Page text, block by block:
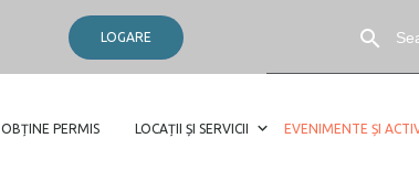
LOGARE
OBȚINE PERMIS LOCAȚII ȘI SERVICII EVENIMENTE ȘI